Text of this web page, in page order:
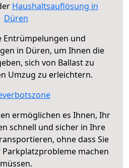
Haushaltsauflösung in
Düren
Entrümpelungen und
in Düren, um Ihnen die
sich von Ballast zu
Umzug zu erleichtern.
ermöglichen es Ihnen, Ihr
schnell und sicher in Ihre
ohne dass Sie
machen
müssen.